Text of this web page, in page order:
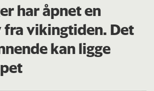
har åpnet en
fra vikingtiden. Det
kan ligge